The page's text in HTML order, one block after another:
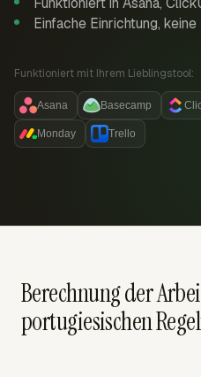
Einfache Einrichtung,
Funktioniert mit Ihrem Lieblingstool:
Asana Basecamp
Monday Trello
Berechnung der
portugiesischen